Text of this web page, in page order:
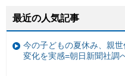
最近の人気記事
今の子どもの夏休み、親
変化を実感=朝日新聞社調